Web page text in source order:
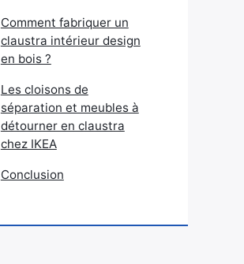
Comment fabriquer un
claustra intérieur design
en bois ?
Les cloisons de
séparation et meubles à
détourner en claustra
chez IKEA
Conclusion